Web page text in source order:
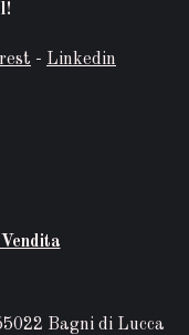
- Linkedin
Bagni di Lucca